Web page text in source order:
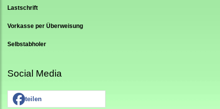
Lastschrift
Vorkasse per Überweisung
Selbstabholer
Social Media
teilen